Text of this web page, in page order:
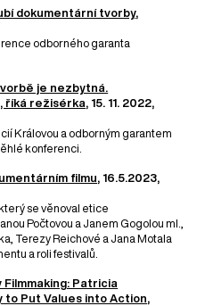
dokumentární tvorby,
odborného garanta
je nezbytná.
říká režisérka, 15. 11. 2022,
Královou a odborným garantem
konferenci.
filmu, 16.5.2023,
se věnoval etice
Počtovou a Janem Gogolou ml.,
Terezy Reichové a Jana Motala
a roli festivalů.
Patricia
to Put Values into Action,